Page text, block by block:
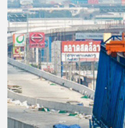
เพล
ย์
ลิ
สต์
ของ
คุณ
เพลง